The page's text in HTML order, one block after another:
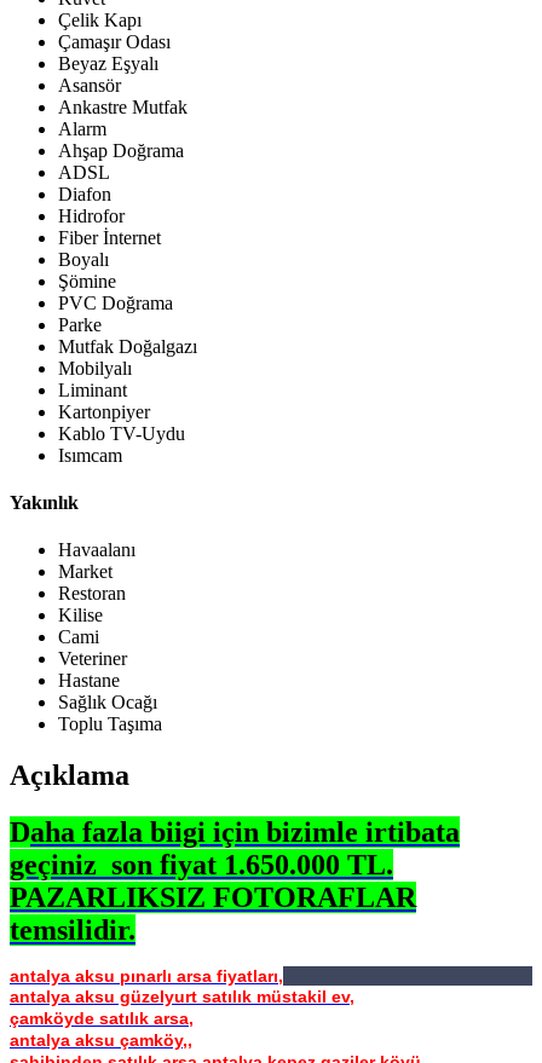
Çelik Kapı
Çamaşır Odası
Beyaz Eşyalı
Asansör
Ankastre Mutfak
Alarm
Ahşap Doğrama
ADSL
Diafon
Hidrofor
Fiber İnternet
Boyalı
Şömine
PVC Doğrama
Parke
Mutfak Doğalgazı
Mobilyalı
Liminant
Kartonpiyer
Kablo TV-Uydu
Isımcam
Yakınlık
Havaalanı
Market
Restoran
Kilise
Cami
Veteriner
Hastane
Sağlık Ocağı
Toplu Taşıma
Açıklama
Daha fazla biigi için bizimle irtibata
geçiniz son fiyat 1.650.000 TL.
PAZARLIKSIZ FOTORAFLAR
temsilidir.
antalya aksu pınarlı arsa fiyatları,
antalya aksu güzelyurt satılık müstakil ev,
çamköyde satılık arsa,
antalya aksu çamköy,,